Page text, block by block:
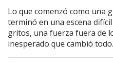
Lo que comenzó como una
terminó en una escena
gritos, una fuerza fuera de
inesperado que cambió todo.